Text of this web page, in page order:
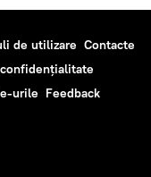
de utilizare Contacte
urile Feedback